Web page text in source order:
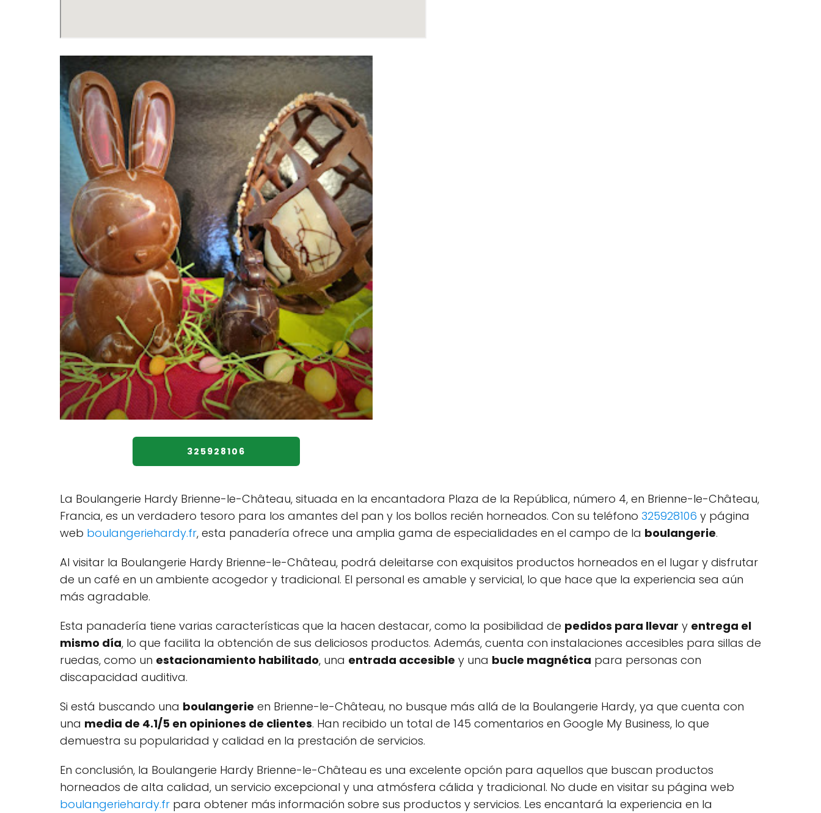
325928106
La Boulangerie Hardy Brienne-le-Château, situada en la encantadora Plaza de la República, número 4, en Brienne-le-Château,
Francia, es un verdadero tesoro para los amantes del pan y los bollos recién horneados. Con su teléfono 325928106 y página
web boulangeriehardy.fr, esta panadería ofrece una amplia gama de especialidades en el campo de la boulangerie.
Al visitar la Boulangerie Hardy Brienne-le-Château, podrá deleitarse con exquisitos productos horneados en el lugar y disfrutar
de un café en un ambiente acogedor y tradicional. El personal es amable y servicial, lo que hace que la experiencia sea aún
más agradable.
Esta panadería tiene varias características que la hacen destacar, como la posibilidad de pedidos para llevar y entrega el
mismo día, lo que facilita la obtención de sus deliciosos productos. Además, cuenta con instalaciones accesibles para sillas de
ruedas, como un estacionamiento habilitado, una entrada accesible y una bucle magnética para personas con
discapacidad auditiva.
Si está buscando una boulangerie en Brienne-le-Château, no busque más allá de la Boulangerie Hardy, ya que cuenta con
una media de 4.1/5 en opiniones de clientes. Han recibido un total de 145 comentarios en Google My Business, lo que
demuestra su popularidad y calidad en la prestación de servicios.
En conclusión, la Boulangerie Hardy Brienne-le-Château es una excelente opción para aquellos que buscan productos
horneados de alta calidad, un servicio excepcional y una atmósfera cálida y tradicional. No dude en visitar su página web
boulangeriehardy.fr para obtener más información sobre sus productos y servicios. Les encantará la experiencia en la